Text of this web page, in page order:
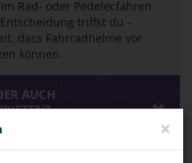
Rad- oder Pedelecfahren
triffst du -
dass Fahrradhelme vor
können.
AUCH
×